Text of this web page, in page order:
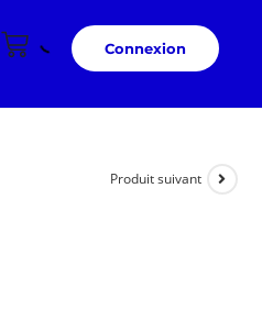
Connexion
Produit suivant